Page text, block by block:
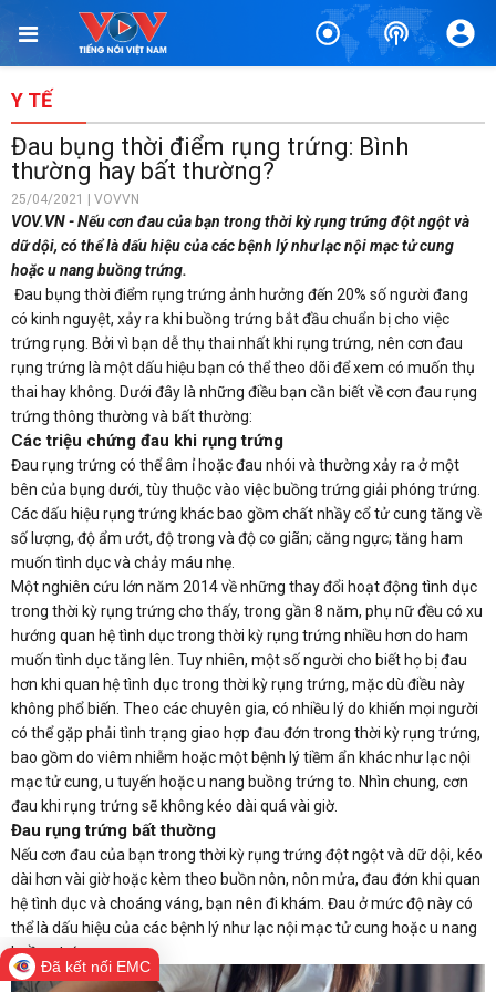
Y TẾ
Đau bụng thời điểm rụng trứng: Bình
thường hay bất thường?
25/04/2021 | VOVVN
VOV.VN - Nếu cơn đau của bạn trong thời kỳ rụng trứng đột ngột và
dữ dội, có thể là dấu hiệu của các bệnh lý như lạc nội mạc tử cung
hoặc u nang buồng trứng.
Đau bụng thời điểm rụng trứng ảnh hưởng đến 20% số người đang
có kinh nguyệt, xảy ra khi buồng trứng bắt đầu chuẩn bị cho việc
trứng rụng. Bởi vì bạn dễ thụ thai nhất khi rụng trứng, nên cơn đau
rụng trứng là một dấu hiệu bạn có thể theo dõi để xem có muốn thụ
thai hay không. Dưới đây là những điều bạn cần biết về cơn đau rụng
trứng thông thường và bất thường:
Các triệu chứng đau khi rụng trứng
Đau rụng trứng có thể âm ỉ hoặc đau nhói và thường xảy ra ở một
bên của bụng dưới, tùy thuộc vào việc buồng trứng giải phóng trứng.
Các dấu hiệu rụng trứng khác bao gồm chất nhầy cổ tử cung tăng về
số lượng, độ ẩm ướt, độ trong và độ co giãn; căng ngực; tăng ham
muốn tình dục và chảy máu nhẹ.
Một nghiên cứu lớn năm 2014 về những thay đổi hoạt động tình dục
trong thời kỳ rụng trứng cho thấy, trong gần 8 năm, phụ nữ đều có xu
hướng quan hệ tình dục trong thời kỳ rụng trứng nhiều hơn do ham
muốn tình dục tăng lên. Tuy nhiên, một số người cho biết họ bị đau
hơn khi quan hệ tình dục trong thời kỳ rụng trứng, mặc dù điều này
không phổ biến. Theo các chuyên gia, có nhiều lý do khiến mọi người
có thể gặp phải tình trạng giao hợp đau đớn trong thời kỳ rụng trứng,
bao gồm do viêm nhiễm hoặc một bệnh lý tiềm ẩn khác như lạc nội
mạc tử cung, u tuyến hoặc u nang buồng trứng to. Nhìn chung, cơn
đau khi rụng trứng sẽ không kéo dài quá vài giờ.
Đau rụng trứng bất thường
Nếu cơn đau của bạn trong thời kỳ rụng trứng đột ngột và dữ dội, kéo
dài hơn vài giờ hoặc kèm theo buồn nôn, nôn mửa, đau đớn khi quan
hệ tình dục và choáng váng, bạn nên đi khám. Đau ở mức độ này có
thể là dấu hiệu của các bệnh lý như lạc nội mạc tử cung hoặc u nang
buồng trứng.
Đã kết nối EMC